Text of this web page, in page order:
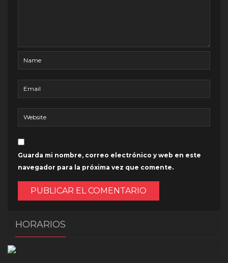
Guarda mi nombre, correo electrónico y web en este
navegador para la próxima vez que comente.
HORARIOS